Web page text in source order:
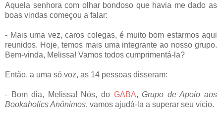
Aquela senhora com olhar bondoso que havia me dado as
boas vindas começou a falar:
- Mais uma vez, caros colegas, é muito bom estarmos aqui
reunidos. Hoje, temos mais uma integrante ao nosso grupo.
Bem-vinda, Melissa! Vamos todos cumprimentá-la?
Então, a uma só voz, as 14 pessoas disseram:
- Bom dia, Melissa! Nós, do GABA, Grupo de Apoio aos
Bookaholics Anônimos, vamos ajudá-la a superar seu vício.